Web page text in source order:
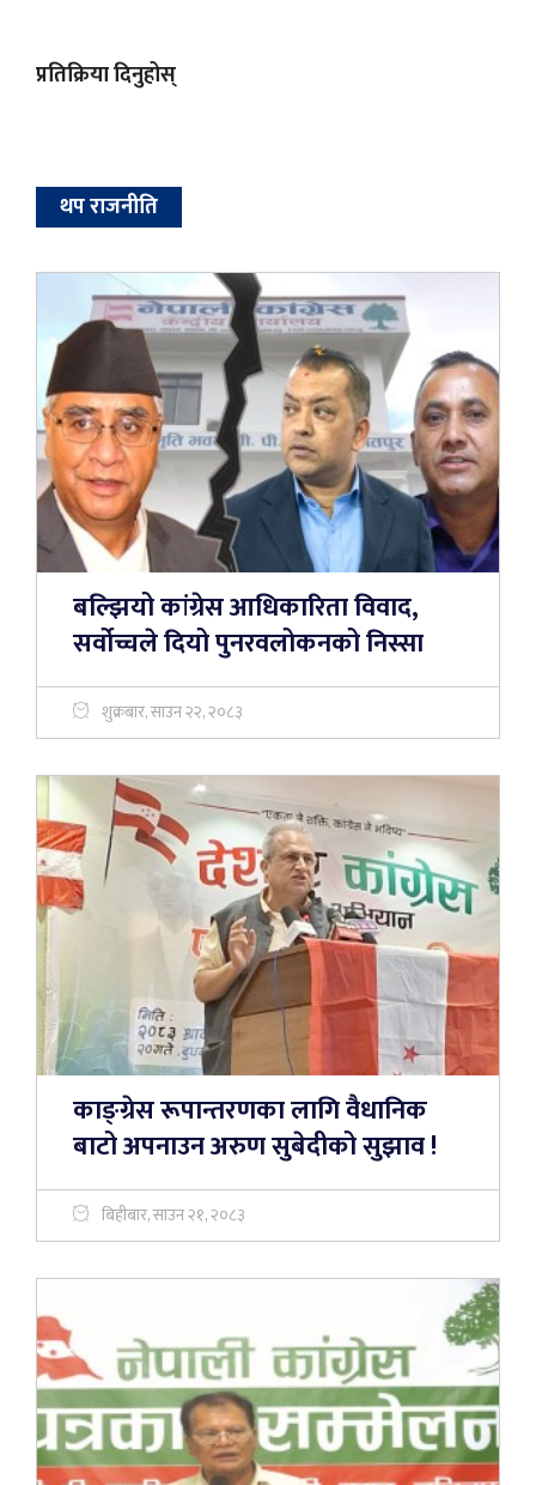
प्रतिक्रिया दिनुहोस्
थप राजनीति
बल्झियो कांग्रेस आधिकारिता विवाद,
सर्वोच्चले दियो पुनरवलोकनको निस्सा
शुक्रबार, साउन २२, २०८३
काङ्ग्रेस रूपान्तरणका लागि वैधानिक
बाटो अपनाउन अरुण सुबेदीको सुझाव !
बिहीबार, साउन २१, २०८३